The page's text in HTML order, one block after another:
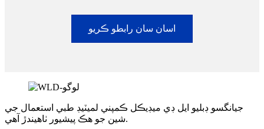
اسان سان رابطو ڪريو
جيانگسو ڊبليو ايل ڊي ميڊيڪل ڪمپني لميٽيڊ طبي استعمال جي
شين جو هڪ پيشيور ٺاهيندڙ آهي.